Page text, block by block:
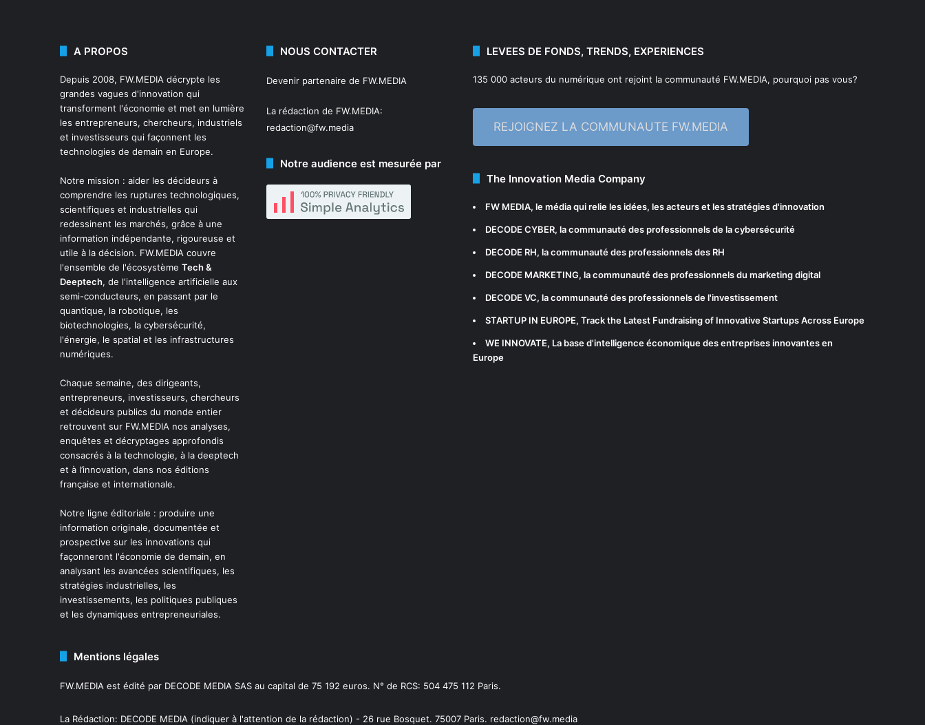
A PROPOS
Depuis 2008, FW.MEDIA décrypte les
grandes vagues d'innovation qui
transforment l'économie et met en lumière
les entrepreneurs, chercheurs, industriels
et investisseurs qui façonnent les
technologies de demain en Europe.
Notre mission : aider les décideurs à
comprendre les ruptures technologiques,
scientifiques et industrielles qui
redessinent les marchés, grâce à une
information indépendante, rigoureuse et
utile à la décision. FW.MEDIA couvre
l'ensemble de l'écosystème Tech &
Deeptech, de l'intelligence artificielle aux
semi-conducteurs, en passant par le
quantique, la robotique, les
biotechnologies, la cybersécurité,
l'énergie, le spatial et les infrastructures
numériques.
Chaque semaine, des dirigeants,
entrepreneurs, investisseurs, chercheurs
et décideurs publics du monde entier
retrouvent sur FW.MEDIA nos analyses,
enquêtes et décryptages approfondis
consacrés à la technologie, à la deeptech
et à l’innovation, dans nos éditions
française et internationale.
Notre ligne éditoriale : produire une
information originale, documentée et
prospective sur les innovations qui
façonneront l'économie de demain, en
analysant les avancées scientifiques, les
stratégies industrielles, les
investissements, les politiques publiques
et les dynamiques entrepreneuriales.
NOUS CONTACTER
Devenir partenaire de FW.MEDIA
La rédaction de FW.MEDIA:
redaction@fw.media
Notre audience est mesurée par
LEVEES DE FONDS, TRENDS, EXPERIENCES
135 000 acteurs du numérique ont rejoint la communauté FW.MEDIA, pourquoi pas vous?
REJOIGNEZ LA COMMUNAUTE FW.MEDIA
The Innovation Media Company
FW MEDIA, le média qui relie les idées, les acteurs et les stratégies d'innovation
DECODE CYBER, la communauté des professionnels de la cybersécurité
DECODE RH, la communauté des professionnels des RH
DECODE MARKETING, la communauté des professionnels du marketing digital
DECODE VC, la communauté des professionnels de l'investissement
STARTUP IN EUROPE, Track the Latest Fundraising of Innovative Startups Across Europe
WE INNOVATE, La base d'intelligence économique des entreprises innovantes en
Europe
Mentions légales
FW.MEDIA est édité par DECODE MEDIA SAS au capital de 75 192 euros. N° de RCS: 504 475 112 Paris.
La Rédaction: DECODE MEDIA (indiquer à l'attention de la rédaction) - 26 rue Bosquet. 75007 Paris. redaction@fw.media